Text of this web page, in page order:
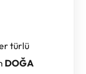
türlü
DOĞA